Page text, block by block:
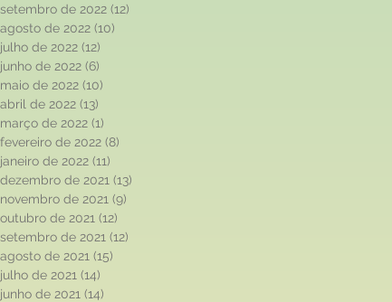
setembro de 2022 (12)
agosto de 2022 (10)
julho de 2022 (12)
junho de 2022 (6)
maio de 2022 (10)
abril de 2022 (13)
março de 2022 (1)
fevereiro de 2022 (8)
janeiro de 2022 (11)
dezembro de 2021 (13)
novembro de 2021 (9)
outubro de 2021 (12)
setembro de 2021 (12)
agosto de 2021 (15)
julho de 2021 (14)
junho de 2021 (14)